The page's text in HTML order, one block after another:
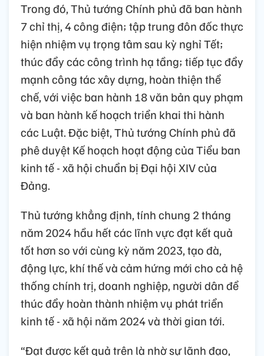
Trong đó, Thủ tướng Chính phủ đã ban hành
7 chỉ thị, 4 công điện; tập trung đôn đốc thực
hiện nhiệm vụ trọng tâm sau kỳ nghỉ Tết;
thúc đẩy các công trình hạ tầng; tiếp tục đẩy
mạnh công tác xây dựng, hoàn thiện thể
chế, với việc ban hành 18 văn bản quy phạm
và ban hành kế hoạch triển khai thi hành
các Luật. Đặc biệt, Thủ tướng Chính phủ đã
phê duyệt Kế hoạch hoạt động của Tiểu ban
kinh tế - xã hội chuẩn bị Đại hội XIV của
Đảng.
Thủ tướng khẳng định, tính chung 2 tháng
năm 2024 hầu hết các lĩnh vực đạt kết quả
tốt hơn so với cùng kỳ năm 2023, tạo đà,
động lực, khí thế và cảm hứng mới cho cả hệ
thống chính trị, doanh nghiệp, người dân để
thúc đẩy hoàn thành nhiệm vụ phát triển
kinh tế - xã hội năm 2024 và thời gian tới.
“Đạt được kết quả trên là nhờ sự lãnh đạo,